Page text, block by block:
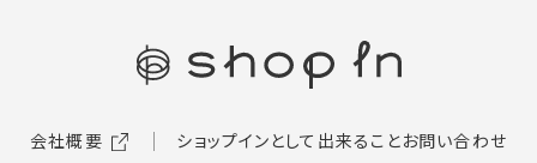
会社概要 ショップインとして出来ることお問い合わせ